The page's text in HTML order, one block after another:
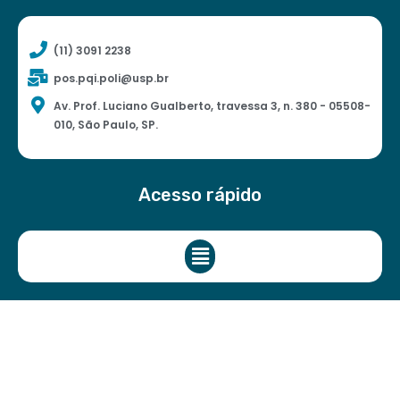
(11) 3091 2238
pos.pqi.poli@usp.br
Av. Prof. Luciano Gualberto, travessa 3, n. 380 - 05508-
010, São Paulo, SP.
Acesso rápido